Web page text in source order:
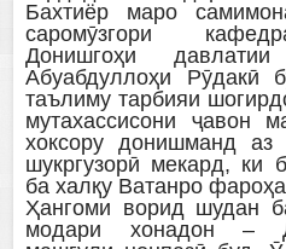
Бахтиёр маро
саромӯзгори
Донишгоҳи
Абуабдуллоҳи Рӯдакӣ
таълиму тарбияи
мутахассисони ҷавон
хоксору донишманд аз
шукргузорӣ мекард, ки
ба халқу Ватанро
Ҳангоми ворид шудан
модари хонадон –